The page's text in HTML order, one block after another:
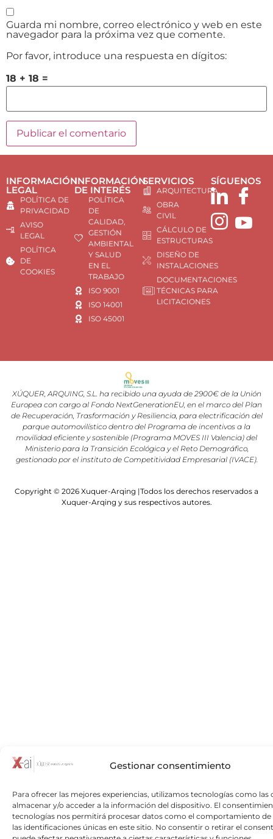
Gestionar consentimiento
Para ofrecer las mejores experiencias, utilizamos tecnologías como las
almacenar y/o acceder a la información del dispositivo. El
tecnologías nos permitirá procesar datos como el comportamiento de
las identificaciones únicas en este sitio. No consentir o retirar el
Guarda mi nombre, correo electrónico y web en este
navegador para la próxima vez que comente.
Por favor, introduce una respuesta en dígitos:
18 + 18 =
INFORMACIÓN
LEGAL
POLÍTICA DE
PRIVACIDAD
AVISO
LEGAL
POLÍTICA
DE
COOKIES
INFORMACIÓN
DE INTERÉS
POLÍTICA
DE
CALIDAD,
GESTIÓN
AMBIENTAL
Y SALUD
EN EL
TRABAJO
ISO 9001
ISO 14001
ISO 45001
SERVICIOS
ARQUITECTURA
OBRA
CIVIL
CÁLCULO DE
ESTRUCTURAS
DISEÑO DE
INSTALACIONES
DOCUMENTACIONES
TÉCNICAS PARA
LICITACIONES
SÍGUENOS
XÚQUER, ARQUING, S.L. ha recibido una ayuda de 2900€ de la Unión
Europea con cargo al Fondo NextGenerationEU, en el marco del Plan
de Recuperación, Trasformación y Resiliencia, para electrificación del
parque automovilístico dentro del Programa de incentivos a la
movilidad eficiente y sostenible (Programa MOVES III Valencia) del
Ministerio para la Transición Ecológica y el Reto Demográfico,
gestionado por el instituto de Competitividad Empresarial (IVACE).
Copyright © 2026 Xuquer-Arqing |Todos los derechos reservados a
Xuquer-Arqing y sus respectivos autores.